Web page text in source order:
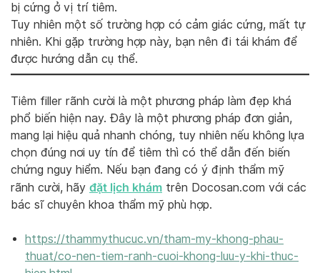
bị cứng ở vị trí tiêm.
Tuy nhiên một số trường hợp có cảm giác cứng, mất tự
nhiên. Khi gặp trường hợp này, bạn nên đi tái khám để
được hướng dẫn cụ thể.
Tiêm filler rãnh cười là một phương pháp làm đẹp khá
phổ biến hiện nay. Đây là một phương pháp đơn giản,
mang lại hiệu quả nhanh chóng, tuy nhiên nếu không lựa
chọn đúng nơi uy tín để tiêm thì có thể dẫn đến biến
chứng nguy hiểm. Nếu bạn đang có ý định thẩm mỹ
rãnh cười, hãy đặt lịch khám trên Docosan.com với các
bác sĩ chuyên khoa thẩm mỹ phù hợp.
https://thammythucuc.vn/tham-my-khong-phau-
thuat/co-nen-tiem-ranh-cuoi-khong-luu-y-khi-thuc-